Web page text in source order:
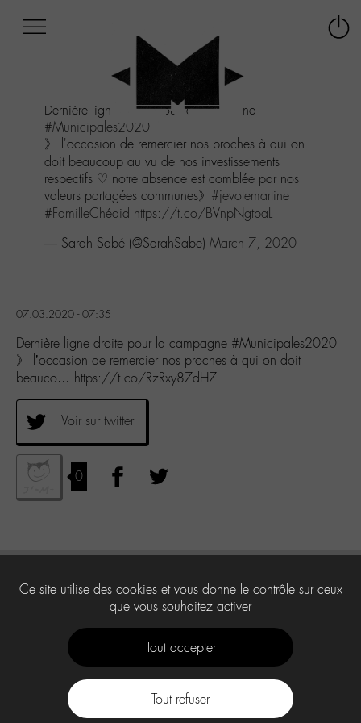
menu
Aller
au
contenu
Aller
recherche
Dernière ligne droite pour la campagne
#Municipales2020
》 l'occasion de remercier nos proches à qui on
doit beaucoup au vu de nos investissements
respectifs ♡ notre absence est comblée par nos
valeurs partagées communes》 #jevotemartine
#FamilleChédid https://t.co/BVnpNgtbaL
— Sarah Sabé (@SarahSabe) March 7, 2020
07.03.2020 - 07:35
Dernière ligne droite pour la campagne #Municipales2020
》 l’occasion de remercier nos proches à qui on doit
beauco… https://t.co/RzRxy87dH7
Voir sur twitter
0
Ce site utilise des cookies et vous donne le contrôle sur ceux
que vous souhaitez activer
Tout accepter
Tout refuser